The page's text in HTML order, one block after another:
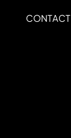
CONTACT